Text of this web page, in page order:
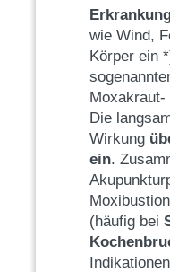
wie Wind,
Körper ein
Moxakraut-
Die
Wirkung
ein.
(häufig bei